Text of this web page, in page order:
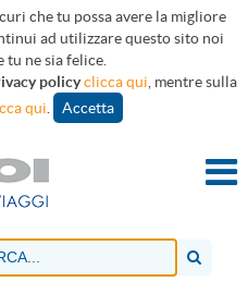
che tu possa avere la migliore
ad utilizzare questo sito noi
tu ne sia felice.
policyclicca qui , mentre sulla
qui Accetta